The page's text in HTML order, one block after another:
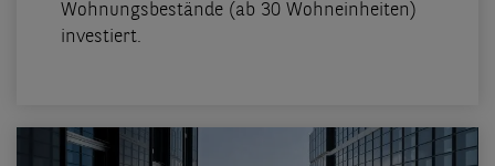
Wohnungsbestände (ab 30 Wohneinheiten)
investiert.